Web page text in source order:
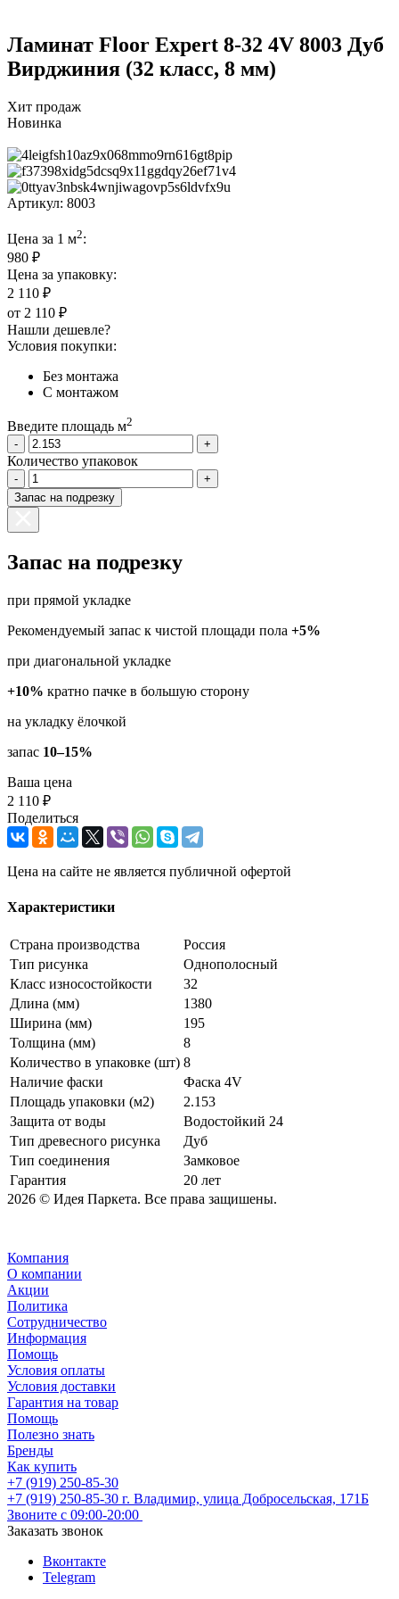
Ламинат Floor Expert 8-32 4V 8003 Дуб
Вирджиния (32 класс, 8 мм)
Хит продаж
Новинка
Артикул: 8003
Цена за 1 м2:
980 ₽
Цена за упаковку:
2 110 ₽
от 2 110 ₽
Нашли дешевле?
Условия покупки:
Без монтажа
С монтажом
Введите площадь м2
-
+
Количество упаковок
-
+
Запас на подрезку
Запас на подрезку
при прямой укладке
Рекомендуемый запас к чистой площади пола +5%
при диагональной укладке
+10% кратно пачке в большую сторону
на укладку ёлочкой
запас 10–15%
Ваша цена
2 110 ₽
Поделиться
Цена на сайте не является публичной офертой
Характеристики
Страна производства
Россия
Тип рисунка
Однополосный
Класс износостойкости
32
Длина (мм)
1380
Ширина (мм)
195
Толщина (мм)
8
Количество в упаковке (шт) 8
Наличие фаски
Фаска 4V
Площадь упаковки (м2)
2.153
Защита от воды
Водостойкий 24
Тип древесного рисунка
Дуб
Тип соединения
Замковое
Гарантия
20 лет
2026 © Идея Паркета. Все права защишены.
Компания
О компании
Акции
Политика
Сотрудничество
Информация
Помощь
Условия оплаты
Условия доставки
Гарантия на товар
Помощь
Полезно знать
Бренды
Как купить
+7 (919) 250-85-30
+7 (919) 250-85-30 г. Владимир, улица Добросельская, 171Б
Звоните с 09:00-20:00
Заказать звонок
Вконтакте
Telegram